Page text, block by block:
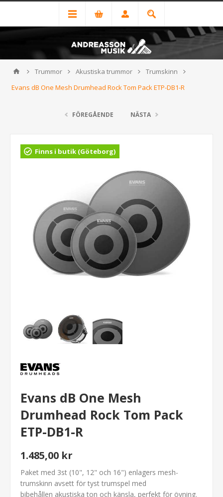
Trummor Akustiska trummor
Trumskinn
Evans dB One Mesh Drumhead Rock Tom Pack ETP-DB1-R
FÖREGÅENDE NÄSTA
Finns i butik (Göteborg)
Evans dB One Mesh
Drumhead Rock Tom Pack
ETP-DB1-R
1.485,00 kr
Paket med 3st (10", 12" och 16") enlagers mesh-
trumskinn avsett för tyst trumspel med
bibehållen akustiska ton och känsla, perfekt för övning.